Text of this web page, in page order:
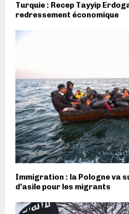
Turquie : Recep Tayyip
redressement économique
Immigration : la Pologne va
d’asile pour les migrants